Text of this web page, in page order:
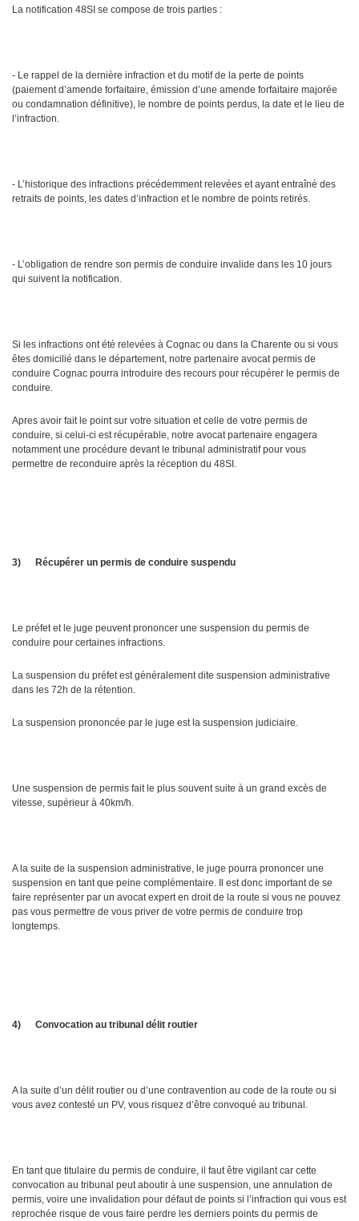
La notification 48SI se compose de trois parties :
- Le rappel de la dernière infraction et du motif de la perte de points
(paiement d’amende forfaitaire, émission d’une amende forfaitaire majorée
ou condamnation définitive), le nombre de points perdus, la date et le lieu de
l’infraction.
- L’historique des infractions précédemment relevées et ayant entraîné des
retraits de points, les dates d’infraction et le nombre de points retirés.
- L’obligation de rendre son permis de conduire invalide dans les 10 jours
qui suivent la notification.
Si les infractions ont été relevées à Cognac ou dans la Charente ou si vous
êtes domicilié dans le département, notre partenaire avocat permis de
conduire Cognac pourra introduire des recours pour récupérer le permis de
conduire.
Apres avoir fait le point sur votre situation et celle de votre permis de
conduire, si celui-ci est récupérable, notre avocat partenaire engagera
notamment une procédure devant le tribunal administratif pour vous
permettre de reconduire après la réception du 48SI.
3) Récupérer un permis de conduire suspendu
Le préfet et le juge peuvent prononcer une suspension du permis de
conduire pour certaines infractions.
La suspension du préfet est généralement dite suspension administrative
dans les 72h de la rétention.
La suspension prononcée par le juge est la suspension judiciaire.
Une suspension de permis fait le plus souvent suite à un grand excès de
vitesse, supérieur à 40km/h.
A la suite de la suspension administrative, le juge pourra prononcer une
suspension en tant que peine complémentaire. Il est donc important de se
faire représenter par un avocat expert en droit de la route si vous ne pouvez
pas vous permettre de vous priver de votre permis de conduire trop
longtemps.
4) Convocation au tribunal délit routier
A la suite d’un délit routier ou d’une contravention au code de la route ou si
vous avez contesté un PV, vous risquez d’être convoqué au tribunal.
En tant que titulaire du permis de conduire, il faut être vigilant car cette
convocation au tribunal peut aboutir à une suspension, une annulation de
permis, voire une invalidation pour défaut de points si l’infraction qui vous est
reprochée risque de vous faire perdre les derniers points du permis de